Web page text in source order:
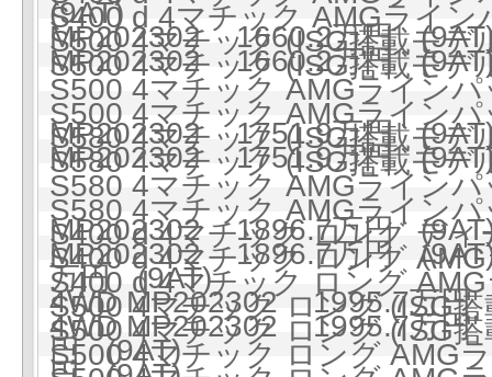
(9AT)
MP202302 1660.2万円
S400 d 4マチック AMGライ
MP202302 1660.2万円
S500 4マチック (ISG搭載モ
S500 4マチック (ISG搭載モ
S500 4マチック AMGライン
MP202302 1751.9万円
S500 4マチック AMGライン
MP202302 1751.9万円
S580 4マチック (ISG搭載モ
S580 4マチック (ISG搭載モ
S580 4マチック AMGライン
MP202302 1896.7万円
S580 4マチック AMGライン
MP202302 1896.7万円
S400 d 4マチック ロング デ
万円 (9AT)
S400 d 4マチック ロング
4WD MP202302 1995.7万円
S400 d 4マチック ロング
4WD MP202302 1995.7万円
S500 4マチック ロング (ISG
円 (9AT)
S500 4マチック ロング (ISG
S500 4マチック ロング AMG